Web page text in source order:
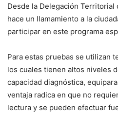
Desde la Delegación Territorial
hace un llamamiento a la
participar en este programa
Para estas pruebas se utilizan
los cuales tienen altos niveles
capacidad diagnóstica,
ventaja radica en que no
lectura y se pueden efectuar